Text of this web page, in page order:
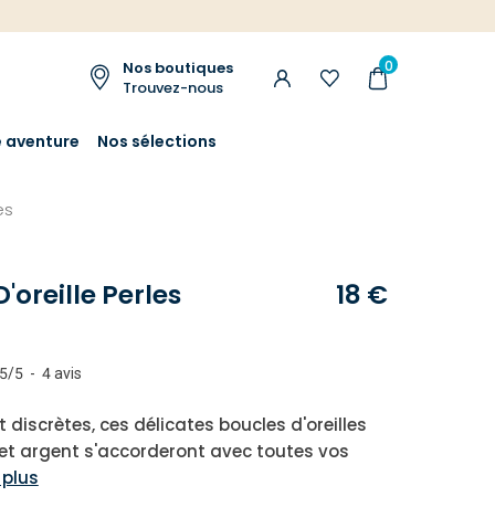
Nos boutiques
Trouvez-nous
0
aventure Nos sélections
Perles 18 €
/5 - 4avis
discrètes, ces délicates boucles d'oreilles
argent s'accorderont avec toutes vos